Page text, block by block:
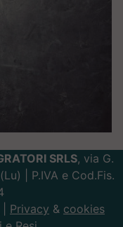
SRLS, via G.
| P.IVA e Cod.Fis.
Privacy & cookies